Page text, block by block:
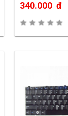
340.000 đ